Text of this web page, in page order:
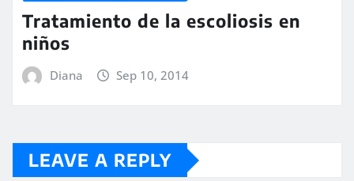
Tratamiento de la escoliosis en
niños
Diana Sep 10, 2014
LEAVE A REPLY